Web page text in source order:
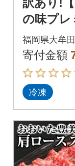
訳あり!
の味プレ
和牛切り
g(大牟田
福岡県大牟
寄付金額
冷凍